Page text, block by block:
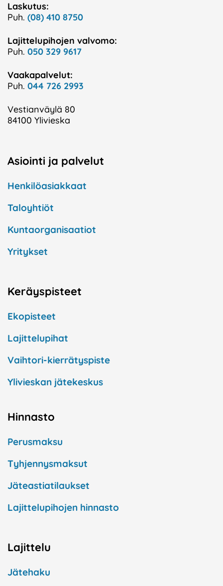
Laskutus:
Puh. (08) 410 8750
Lajittelupihojen valvomo:
Puh. 050 329 9617
Vaakapalvelut:
Puh. 044 726 2993
Vestianväylä 80
84100 Ylivieska
Asiointi ja palvelut
Henkilöasiakkaat
Taloyhtiöt
Kuntaorganisaatiot
Yritykset
Keräyspisteet
Ekopisteet
Lajittelupihat
Vaihtori-kierrätyspiste
Ylivieskan jätekeskus
Hinnasto
Perusmaksu
Tyhjennysmaksut
Jäteastiatilaukset
Lajittelupihojen hinnasto
Lajittelu
Jätehaku